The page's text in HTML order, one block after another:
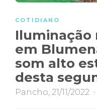
COTIDIANO
Iluminação
em
som alto
desta
Pancho, 21/11/2022